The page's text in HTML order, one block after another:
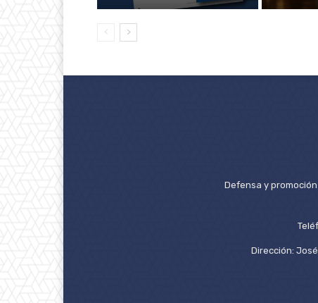
Defensa y
Dirección: